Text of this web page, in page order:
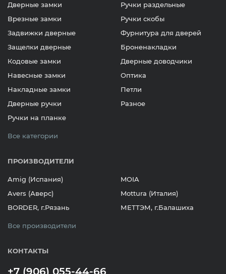
Дверные замки
Врезные замки
Задвижки дверные
Защелки дверные
Кодовые замки
Навесные замки
Накладные замки
Дверные ручки
Ручки на планке
Ручки раздельные
Ручки скобы
Фурнитура для дверей
Броненакладки
Дверные доводчики
Оптика
Петли
Разное
Все категории
ПРОИЗВОДИТЕЛИ
Amig (Испания)
Avers (Аверс)
BORDER, г.Рязань
MOIA
Mottura (Италия)
МЕТТЭМ, г.Балашиха
Все производители
КОНТАКТЫ
+7 (906) 055-44-66